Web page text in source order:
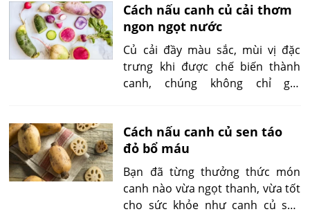
cơm sum họp.
Cách nấu canh củ cải thơm
ngon ngọt nước
Củ cải đầy màu sắc, mùi vị đặc
trưng khi được chế biến thành
canh, chúng không chỉ giữ
làm say đắm những tâm hồn khó
tính nhất.
Cách nấu canh củ sen táo
đỏ bổ máu
Bạn đã từng thưởng thức món
canh nào vừa ngọt thanh, vừa tốt
cho sức khỏe như canh củ sen